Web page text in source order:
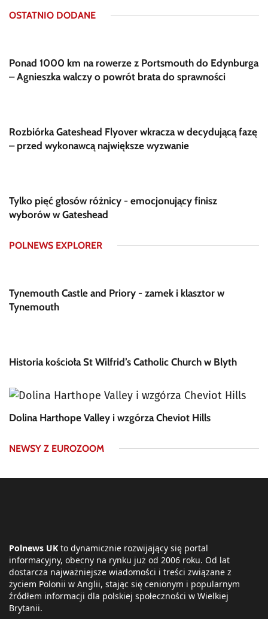
OSTATNIO DODANE
Ponad 1000 km na rowerze z Portsmouth do Edynburga
– Agnieszka walczy o powrót brata do sprawności
Rozbiórka Gateshead Flyover wkracza w decydującą fazę
– przed wykonawcą największe wyzwanie
Tylko pięć głosów różnicy - emocjonujący finisz
wyborów w Gateshead
POLNEWS EXPLORER
Tynemouth Castle and Priory - zamek i klasztor w
Tynemouth
Historia kościoła St Wilfrid’s Catholic Church w Blyth
Dolina Harthope Valley i wzgórza Cheviot Hills
NEWSY Z EUROZOOM
Polnews UK to dynamicznie rozwijający się portal
informacyjny, obecny na rynku już od 2006 roku. Od lat
dostarcza najważniejsze wiadomości i treści związane z
życiem Polonii w Anglii, stając się cenionym i popularnym
źródłem informacji dla polskiej społeczności w Wielkiej
Brytanii.